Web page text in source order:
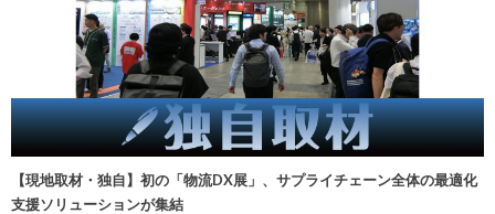
【現地取材・独自】初の「物流DX展」、サプライチェーン全体の最適化
支援ソリューションが集結